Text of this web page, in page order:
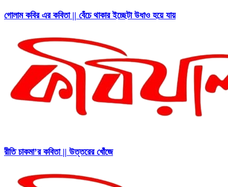
গোলাম কবির এর কবিতা || বেঁচে থাকার ইচ্ছেটা উধাও হয়ে যায়
রীতি চাকমা’র কবিতা || উত্তরের খোঁজে